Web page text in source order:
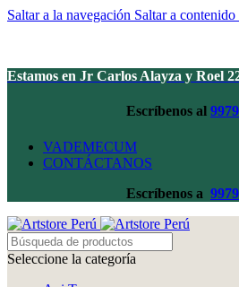
Saltar a la navegación Saltar a
Estamos en Jr Carlos Alayza y Roel
Escríbenos al
VADEMECUM
CONTÁCTANOS
Escríbenos a
Seleccione la categoría